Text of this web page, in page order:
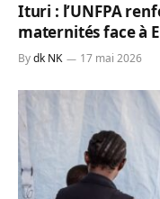
Ituri : l’UNFPA
maternités face à
Bydk NK 17 mai 2026